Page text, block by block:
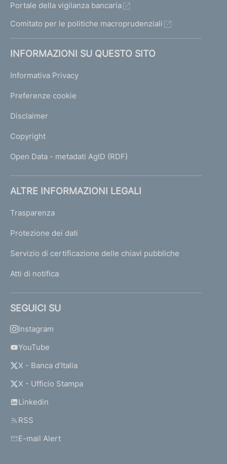
Portale della vigilanza bancaria
Comitato per le politiche macroprudenziali
INFORMAZIONI SU QUESTO SITO
Informativa Privacy
Preferenze cookie
Disclaimer
Copyright
Open Data - metadati AgID (RDF)
ALTRE INFORMAZIONI LEGALI
Trasparenza
Protezione dei dati
Servizio di certificazione delle chiavi pubbliche
Atti di notifica
SEGUICI SU
Instagram
YouTube
X - Banca d’Italia
X - Ufficio Stampa
Linkedin
RSS
E-mail Alert